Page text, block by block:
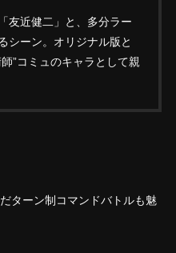
友近健二」と、多分ラー
シーン。オリジナル版と
”コミュのキャラとして親
ターン制コマンドバトルも魅